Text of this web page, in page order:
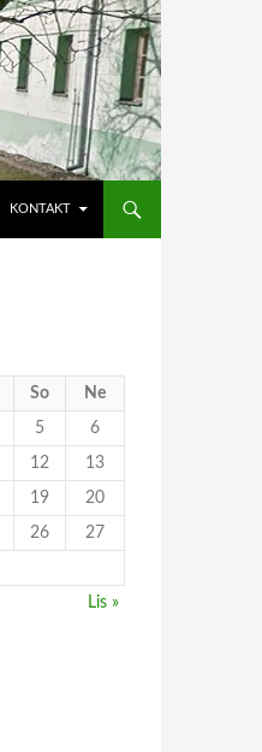
KONTAKT
So Ne
5 6
12 13
19 20
26 27
Lis »